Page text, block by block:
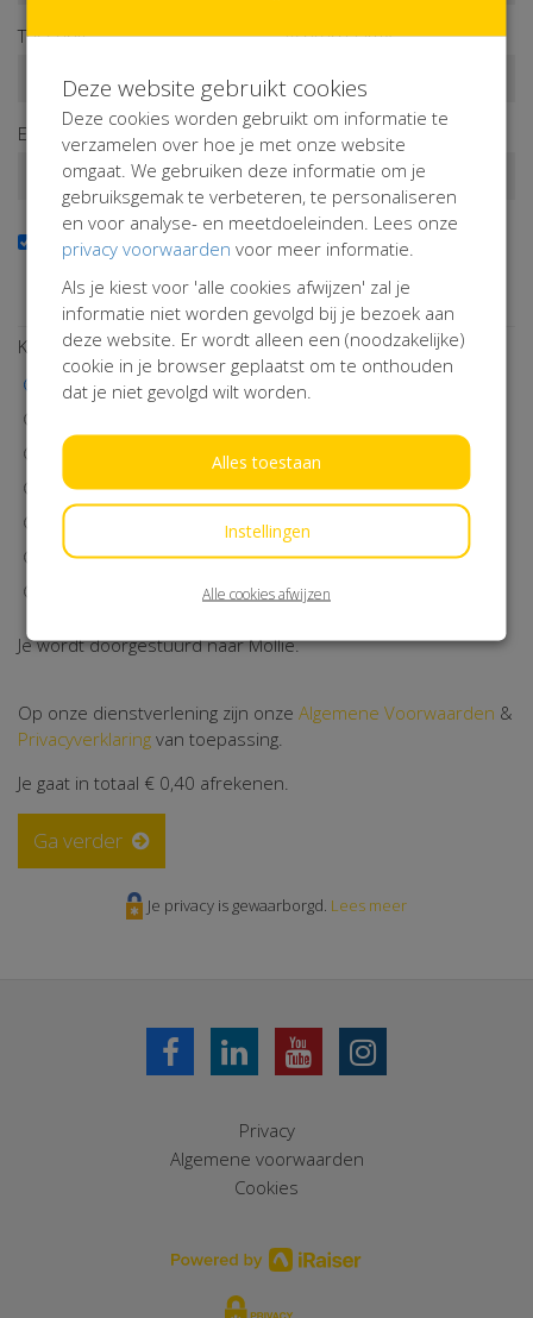
Tussenv. Achternaam*
E-mailadres*
Ja, ik wil de nieuwsbrief ontvangen
dan in!
Kies een betaalmethode
iDEAL | Wero
Maestro
Klarna
Je wordt doorgestuurd naar Mollie.
Op onze dienstverlening zijn onze Algemene Voorwaarden &
Privacyverklaring van toepassing.
Je gaat in totaal € 0,40 afrekenen.
Ga verder
Je privacy is gewaarborgd. Lees meer
Privacy
Algemene voorwaarden
Cookies
Deze website gebruikt cookies
Deze cookies worden gebruikt om informatie te
verzamelen over hoe je met onze website
omgaat. We gebruiken deze informatie om je
gebruiksgemak te verbeteren, te personaliseren
en voor analyse- en meetdoeleinden. Lees onze
privacy voorwaarden voor meer informatie.
Als je kiest voor 'alle cookies afwijzen' zal je
informatie niet worden gevolgd bij je bezoek aan
deze website. Er wordt alleen een (noodzakelijke)
cookie in je browser geplaatst om te onthouden
dat je niet gevolgd wilt worden.
Alles toestaan
Instellingen
Alle cookies afwijzen